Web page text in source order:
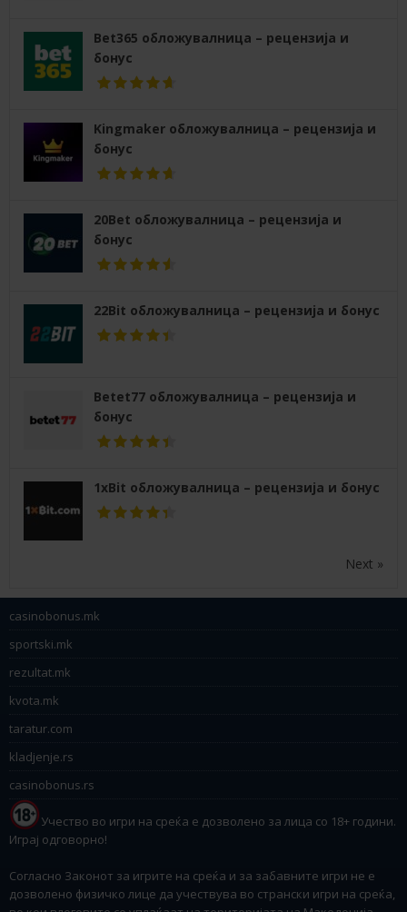
Bet365 обложувалница – рецензија и
бонус
Kingmaker обложувалница – рецензија и
бонус
20Bet обложувалница – рецензија и
бонус
22Bit обложувалница – рецензија и бонус
Betet77 обложувалница – рецензија и
бонус
1xBit обложувалница – рецензија и бонус
Next »
casinobonus.mk
sportski.mk
rezultat.mk
kvota.mk
taratur.com
kladjenje.rs
casinobonus.rs
Учество во игри на среќа е дозволено за лица со 18+ години.
Играј одговорно!
Согласно Законот за игрите на среќа и за забавните игри не е
дозволено физичко лице да учествува во странски игри на среќа,